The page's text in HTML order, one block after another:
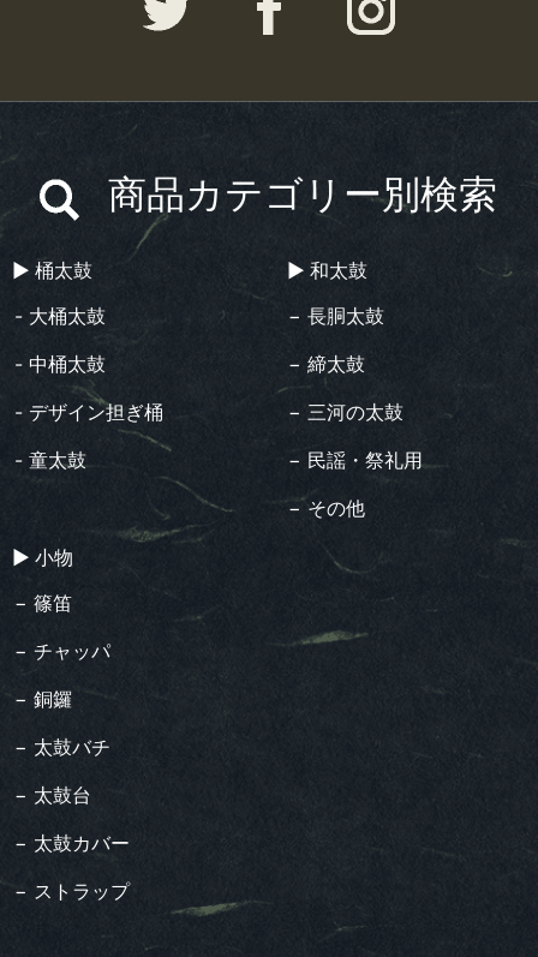
商品カテゴリー別検索
▶︎ 桶太鼓
- 大桶太鼓
- 中桶太鼓
- デザイン担ぎ桶
- 童太鼓
▶︎ 和太鼓
− 長胴太鼓
− 締太鼓
− 三河の太鼓
− 民謡・祭礼用
− その他
▶︎ 小物
− 篠笛
− チャッパ
− 銅鑼
− 太鼓バチ
− 太鼓台
− 太鼓カバー
− ストラップ